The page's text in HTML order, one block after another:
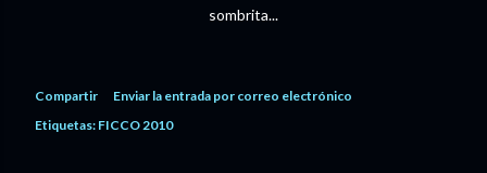
sombrita...
Compartir
Enviar la entrada por correo electrónico
Etiquetas: FICCO 2010